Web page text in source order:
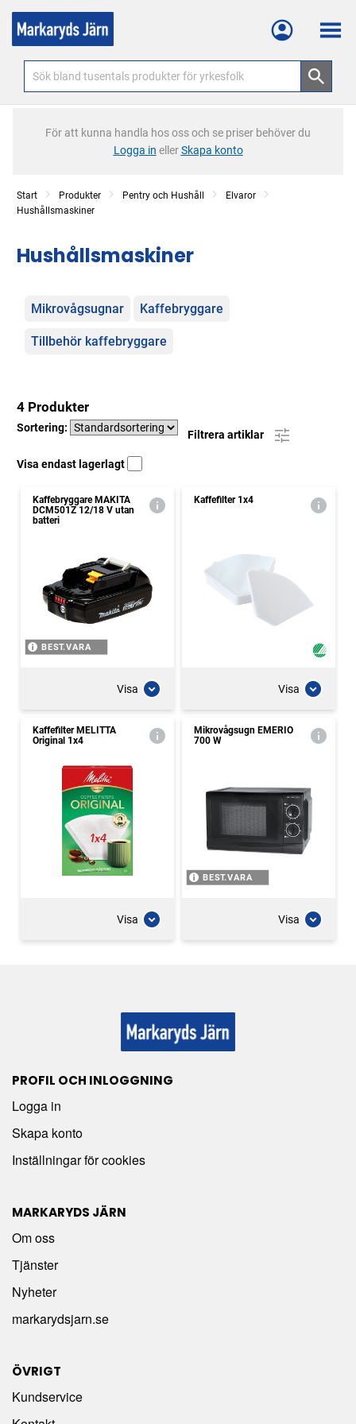
Meny
För att kunna handla hos oss och se priser behöver du
Logga in ellerSkapa konto
Start Produkter Pentry och Hushåll
Elvaror
Hushållsmaskiner
Hushållsmaskiner
Kategorier
Mikrovågsugnar Kaffebryggare
Tillbehör kaffebryggare
4 Produkter
Sortering:
Filtrera artiklar
Visa endast lagerlagt
Kaffebryggare MAKITA
DCM501Z 12/18 V utan
batteri
BEST.VARA
Visa
Kaffefilter 1x4
Visa
Kaffefilter MELITTA
Original 1x4
Visa
Mikrovågsugn EMERIO
700 W
BEST.VARA
Visa
PROFIL OCH INLOGGNING
Logga in
Skapa konto
Inställningar för cookies
MARKARYDS JÄRN
Om oss
Tjänster
Nyheter
markarydsjarn.se
ÖVRIGT
Kundservice